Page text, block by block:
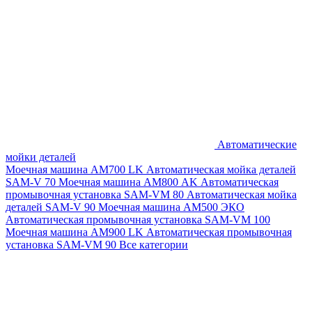
Автоматические
мойки деталей
Моечная машина AM700 LK Автоматическая мойка деталей
SAM-V 70 Моечная машина АМ800 AK Автоматическая
промывочная установка SAM-VM 80 Автоматическая мойка
деталей SAM-V 90 Моечная машина АМ500 ЭКО
Автоматическая промывочная установка SAM-VM 100
Моечная машина AM900 LK Автоматическая промывочная
установка SAM-VM 90 Все категории